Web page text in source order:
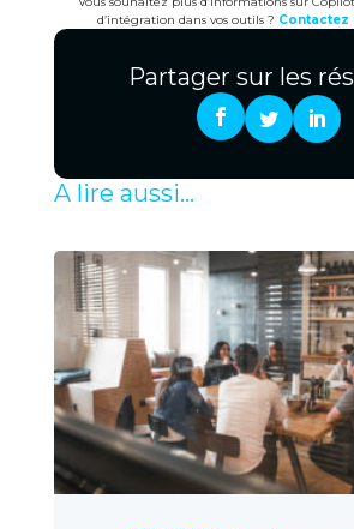
d’intégration dans vos outils ? Contactez
Partager sur les
A lire aussi...